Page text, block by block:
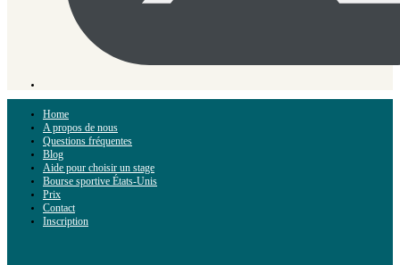
Home
A propos de nous
Questions fréquentes
Blog
Aide pour choisir un stage
Bourse sportive États-Unis
Prix
Contact
Inscription